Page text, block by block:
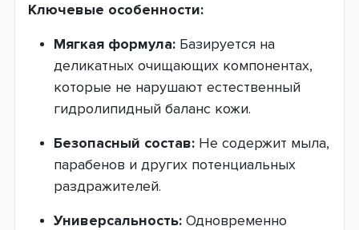
Ключевые особенности:
Мягкая формула: Базируется на
деликатных очищающих компонентах,
которые не нарушают естественный
гидролипидный баланс кожи.
Безопасный состав: Не содержит мыла,
парабенов и других потенциальных
раздражителей.
Универсальность: Одновременно